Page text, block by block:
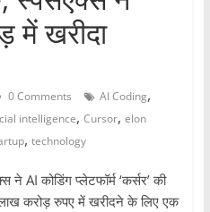
में खरीदा
0 Comments AI Coding,
intelligence, Cursor, elon
, technology
AI कोडिंग प्लेटफॉर्म ‘कर्सर’ की
करोड़ रुपए में खरीदने के लिए एक